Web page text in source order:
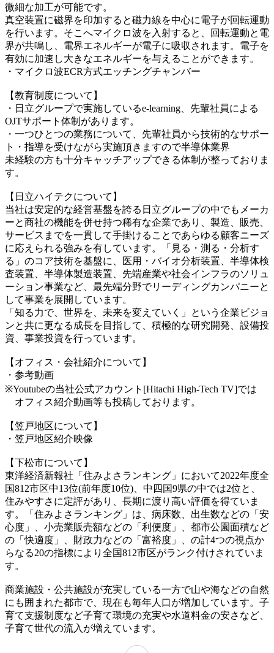
微細な加工が可能です。
真空装置に磁界を印加すると磁力線を中心に電子が回転運動
を行います。そこへマイクロ波を入射すると、回転運動と電
界が共鳴し、電界エネルギーが電子に吸収されます。電子を
有効に加速し大きなエネルギーを与えることができます。
・マイクロ波ECR方式エッチングチャンバー
【教育制度について】
・日立グループで実施しているe-learning、先輩社員による
OJTサポート体制があります。
・一つひとつの業務について、先輩社員から技術的なサポー
ト・指導を受けながら実施頂きますので半導体業界
未経験の方も十分キャッチアップできる体制が整っておりま
す。
【日立ハイテクについて】
当社は安定的な経営基盤を誇る日立グループの中でもメーカ
ーと商社の機能を併せ持つ稀有な企業であり、製造、販売、
サービスまでを一貫して手掛けることであらゆる顧客ニーズ
に応えられる強みを有しています。「見る・測る・分析す
る」のコア技術を基盤に、医用・バイオ分析装置、半導体検
査装置、半導体製造装置、先端産業や社会インフラのソリュ
ーション事業など、最先端分野でリーディングカンパニーと
して事業を展開しています。
「知る力で、世界を、未来を変えていく」という企業ビジョ
ンと共に更なる成長を目指して、積極的な研究開発、設備投
資、事業投資を行っています。
【オフィス・会社紹介について】
・参考動画
※Youtubeの当社公式アカウント[Hitachi High-Tech TV]では
オフィス紹介動画等も投稿しております。
【笠戸地区について】
・笠戸地区紹介映像
【下松市について】
東洋経済新報社「住みよさランキング」において2022年度全
国812市区中13位(前年度10位)、中四国9県の中では2位と、
住みやすさに定評があり、長期に渡り高い評価を得ていま
す。「住みよさランキング」は、病床数、出生数などの「安
心度」、小売業販売額などの「利便度」、都市公園面積など
の「快適度」、財政力などの「富裕度」、の計4つの視点か
らなる20の指標により全国812市区がランク付けされていま
す。
商業施設・公共施設が充実している一方で山や海などの自然
にも囲まれた都市で、現在も毎年人口が増加しています。子
育て支援制度など子育て環境の充実や水道料金の安さなど、
子育て世代の流入が増えています。